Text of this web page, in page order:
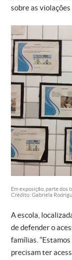
sobre as
Em exposição, parte dos
Crédito: Gabriela
A escola,
de defender o
famílias.
precisam ter